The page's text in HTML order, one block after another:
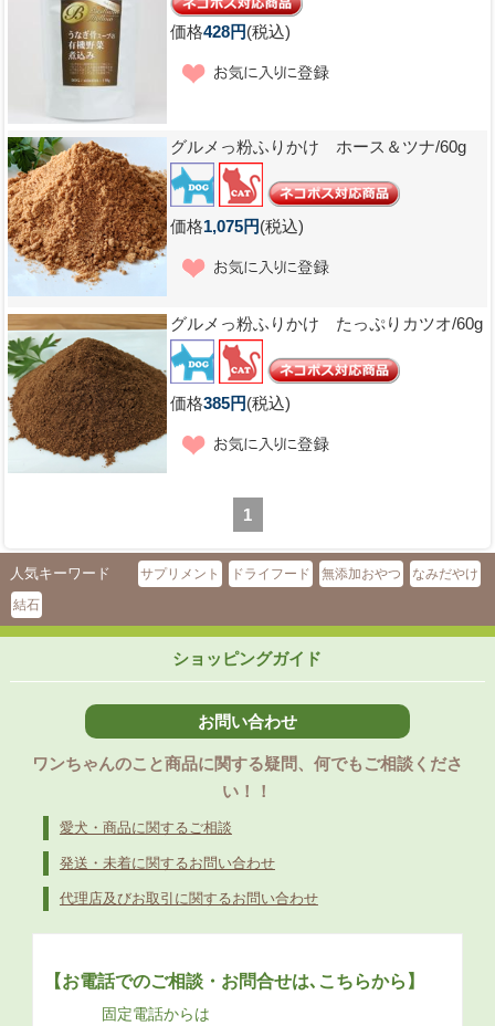
価格428円(税込)
グルメっ粉ふりかけ ホース＆ツナ/60g
価格1,075円(税込)
グルメっ粉ふりかけ たっぷりカツオ/60g
価格385円(税込)
1
人気キーワード サプリメント ドライフード 無添加おやつ
なみだやけ
結石
ショッピングガイド
お問い合わせ
ワンちゃんのこと商品に関する疑問、何でもご相談くださ
い！！
愛犬・商品に関するご相談
発送・未着に関するお問い合わせ
代理店及びお取引に関するお問い合わせ
【お電話でのご相談・お問合せは､こちらから】
固定電話からは